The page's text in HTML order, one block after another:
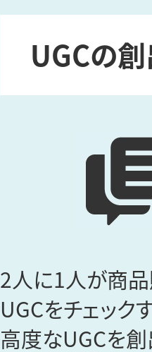
UGCの創
2人に1人が商
UGCをチェック
高度なUGCを創